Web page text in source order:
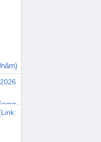
issue/view/38)